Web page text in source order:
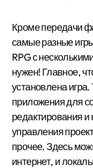
Кроме передачи
самые разные
RPG с
нужен! Главное,
установлена
приложения для
редактирования и
управления
прочее. Здесь
интернет, и